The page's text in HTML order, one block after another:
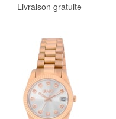
Livraison gratuite